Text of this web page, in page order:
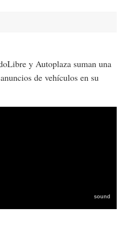
y Autoplaza suman una
de vehículos en su